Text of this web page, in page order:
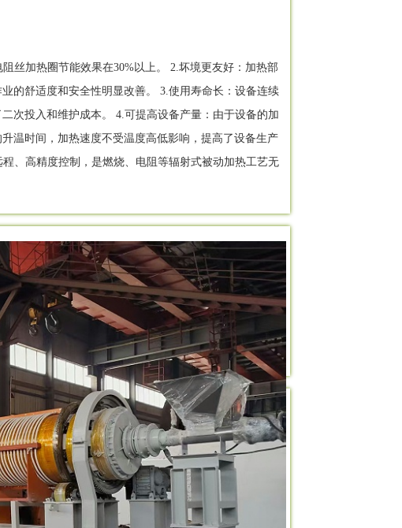
丝加热圈节能效果在30%以上。 2.坏境更友好：加热部
的舒适度和安全性明显改善。 3.使用寿命长：设备连续
次投入和维护成本。 4.可提高设备产量：由于设备的加
温时间，加热速度不受温度高低影响，提高了设备生产
、高精度控制，是燃烧、电阻等辐射式被动加热工艺无